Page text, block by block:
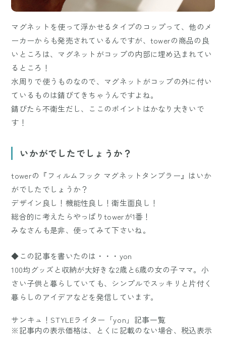
マグネットを使って浮かせるタイプのコップって、他のメ
ーカーからも発売されているんですが、towerの商品の良
いところは、マグネットがコップの内部に埋め込まれてい
るところ！
水周りで使うものなので、マグネットがコップの外に付い
ているものは錆びてきちゃうんですよね。
錆びたら不衛生だし、ここのポイントはかなり大きいで
す！
いかがでしたでしょうか？
towerの『フィルムフック マグネットタンブラー』はいか
がでしたでしょうか？
デザイン良し！機能性良し！衛生面良し！
総合的に考えたらやっぱりtowerが1番！
みなさんも是非、使ってみて下さいね。
◆この記事を書いたのは・・・yon
100均グッズと収納が大好きな2歳と6歳の女の子ママ。小
さい子供と暮らしていても、シンプルでスッキリと片付く
暮らしのアイデアなどを発信しています。
サンキュ！STYLEライター「yon」記事一覧
※記事内の表示価格は、とくに記載のない場合、税込表示